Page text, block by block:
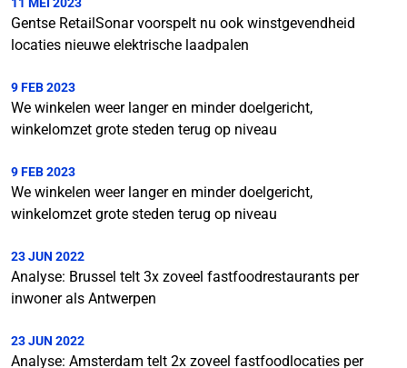
Gentse RetailSonar voorspelt nu ook winstgevendheid
locaties nieuwe elektrische laadpalen
9 FEB 2023
We winkelen weer langer en minder doelgericht,
winkelomzet grote steden terug op niveau
9 FEB 2023
We winkelen weer langer en minder doelgericht,
winkelomzet grote steden terug op niveau
23 JUN 2022
Analyse: Brussel telt 3x zoveel fastfoodrestaurants per
inwoner als Antwerpen
23 JUN 2022
Analyse: Amsterdam telt 2x zoveel fastfoodlocaties per